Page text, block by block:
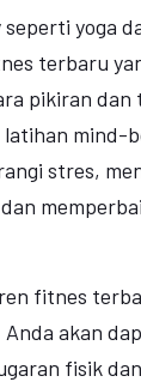
yoga
terbaru
pikiran dan
latihan mind-
stres,
fitnes
akan
fisik